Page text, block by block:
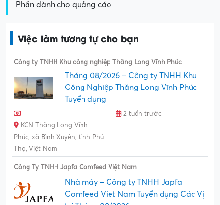
Phần dành cho quảng cáo
Việc làm tương tự cho bạn
Công ty TNHH Khu công nghiệp Thăng Long Vĩnh Phúc
Tháng 08/2026 – Công ty TNHH Khu
Công Nghiệp Thăng Long Vĩnh Phúc
Tuyển dụng
2 tuần trước
KCN Thăng Long Vĩnh
Phúc, xã Bình Xuyên, tỉnh Phú
Thọ, Việt Nam
Công Ty TNHH Japfa Comfeed Việt Nam
Nhà máy – Công ty TNHH Japfa
Comfeed Viet Nam Tuyển dụng Các Vị